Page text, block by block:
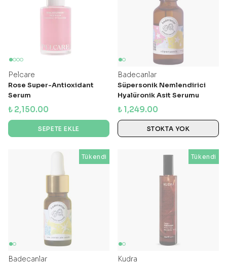
Pelcare
Rose Super-Antioxidant
Serum
₺ 2,150.00
SEPETE EKLE
Badecanlar
Süpersonik Nemlendirici
Hyalüronik Asit Serumu
₺ 1,249.00
STOKTA YOK
Tükendi Tükendi
Badecanlar
Tükendi
Kudra